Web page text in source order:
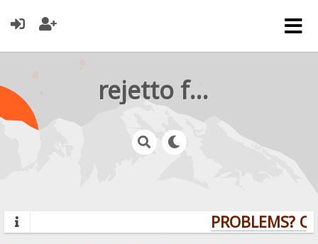
rejetto forum
PROBLEMS?